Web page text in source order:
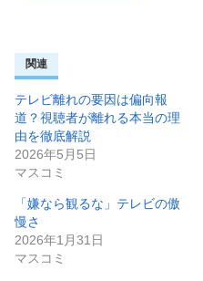
関連
テレビ離れの要因は偏向報
道？視聴者が離れる本当の理
由を徹底解説
2026年5月5日
マスコミ
「嫌なら観るな」テレビの傲
慢さ
2026年1月31日
マスコミ